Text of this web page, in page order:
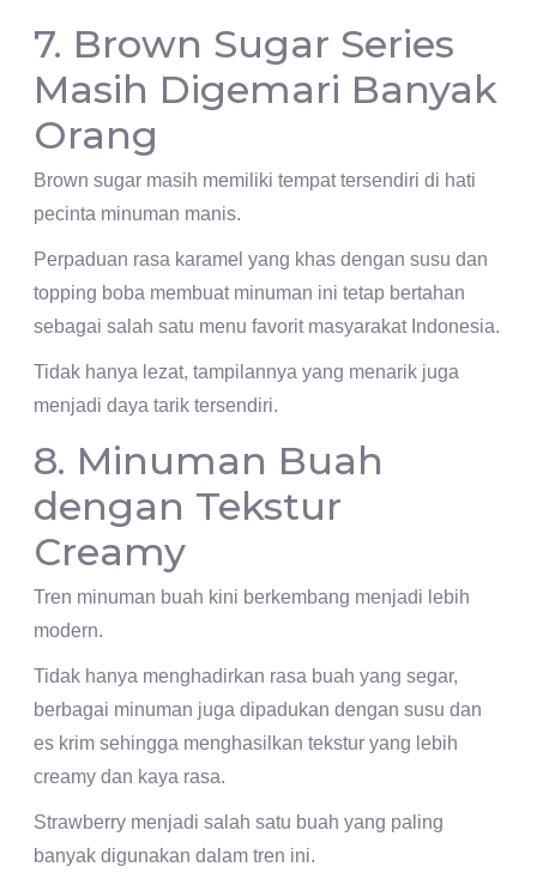
7. Brown Sugar Series
Masih Digemari Banyak
Orang
Brown sugar masih memiliki tempat tersendiri di hati
pecinta minuman manis.
Perpaduan rasa karamel yang khas dengan susu dan
topping boba membuat minuman ini tetap bertahan
sebagai salah satu menu favorit masyarakat Indonesia.
Tidak hanya lezat, tampilannya yang menarik juga
menjadi daya tarik tersendiri.
8. Minuman Buah
dengan Tekstur
Creamy
Tren minuman buah kini berkembang menjadi lebih
modern.
Tidak hanya menghadirkan rasa buah yang segar,
berbagai minuman juga dipadukan dengan susu dan
es krim sehingga menghasilkan tekstur yang lebih
creamy dan kaya rasa.
Strawberry menjadi salah satu buah yang paling
banyak digunakan dalam tren ini.